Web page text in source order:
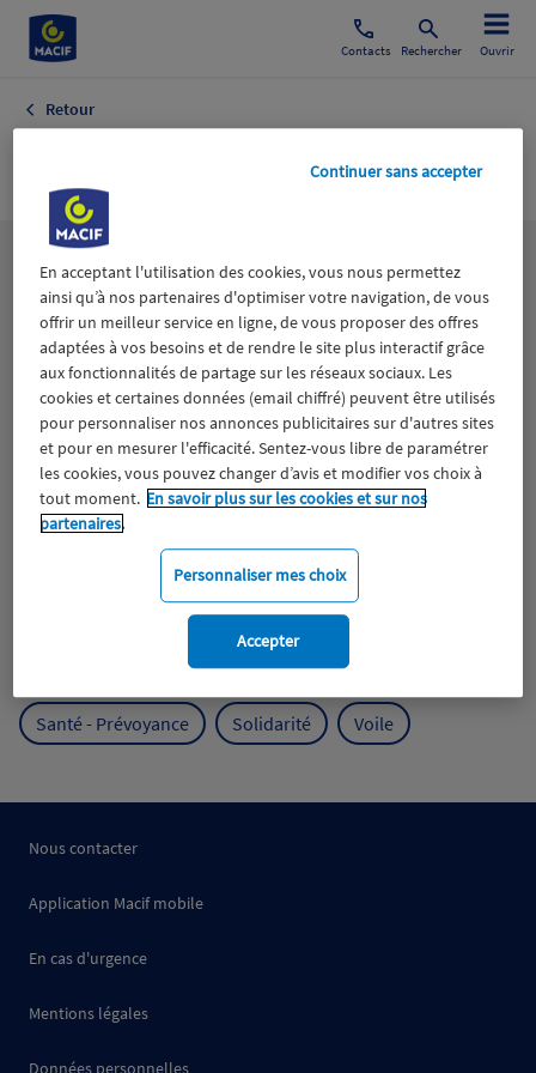
Contacts Rechercher Ouvrir
Retour
Lesthématiques
Aidants Catastrophes naturelles Climat
ESS
Expérience clients Fondation Macif Jeunesse
Mobilité
Protection de l'environnement
Protection des océans Prévention
Santé - Prévoyance Solidarité Voile
Nous contacter
Application Macif mobile
En cas d'urgence
Mentions légales
Données personnelles
En acceptant l'utilisation des cookies, vous nous permettez
ainsi qu’à nos partenaires d'optimiser votre navigation, de vous
offrir un meilleur service en ligne, de vous proposer des offres
adaptées à vos besoins et de rendre le site plus interactif grâce
aux fonctionnalités de partage sur les réseaux sociaux. Les
cookies et certaines données (email chiffré) peuvent être utilisés
pour personnaliser nos annonces publicitaires sur d'autres sites
et pour en mesurer l'efficacité. Sentez-vous libre de paramétrer
les cookies, vous pouvez changer d’avis et modifier vos choix à
tout moment. En savoir plus sur les cookies et sur nos
partenaires.
Personnaliser mes choix
Continuer sans accepter
Accepter